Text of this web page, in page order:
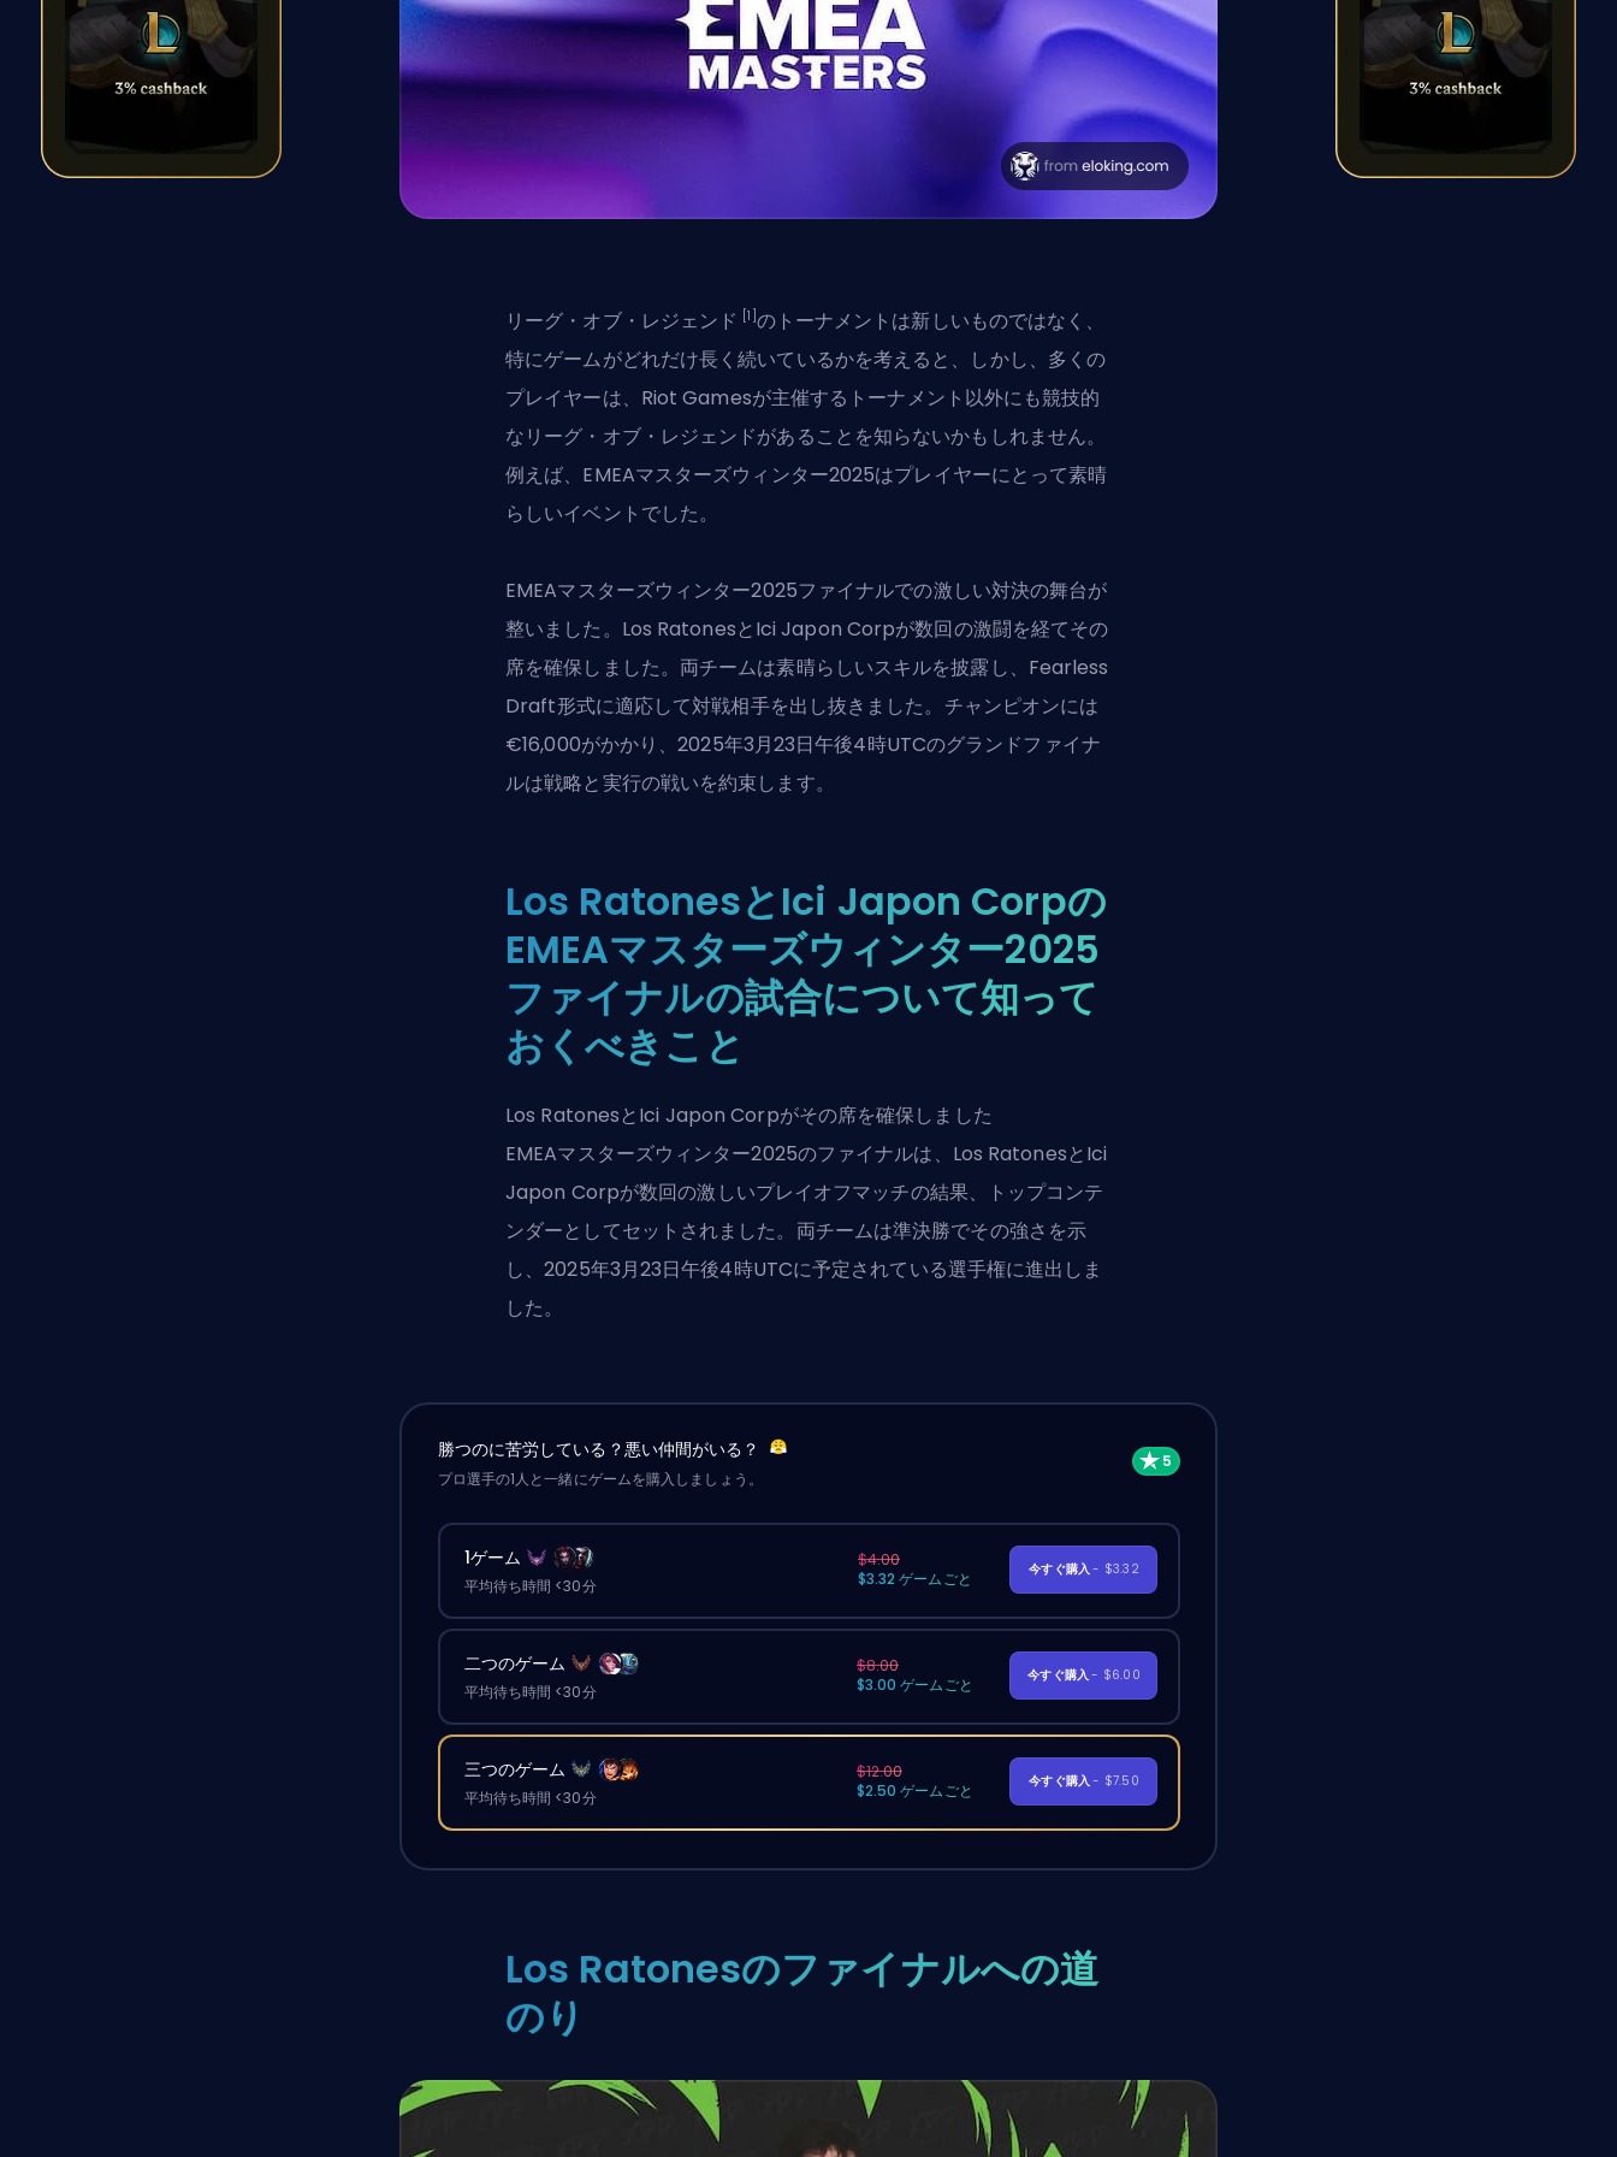
リーグ・オブ・レジェンド [1] のトーナメントは新しいものではなく、
特にゲームがどれだけ長く続いているかを考えると、しかし、多くの
プレイヤーは、Riot Gamesが主催するトーナメント以外にも競技的
なリーグ・オブ・レジェンドがあることを知らないかもしれません。
例えば、EMEAマスターズウィンター2025はプレイヤーにとって素晴
らしいイベントでした。
EMEAマスターズウィンター2025ファイナルでの激しい対決の舞台が
整いました。Los RatonesとIci Japon Corpが数回の激闘を経てその
席を確保しました。両チームは素晴らしいスキルを披露し、Fearless
Draft形式に適応して対戦相手を出し抜きました。チャンピオンには
€16,000がかかり、2025年3月23日午後4時UTCのグランドファイナ
ルは戦略と実行の戦いを約束します。
Los RatonesとIci Japon Corpの
EMEAマスターズウィンター2025
ファイナルの試合について知って
おくべきこと
Los RatonesとIci Japon Corpがその席を確保しました
EMEAマスターズウィンター2025のファイナルは、Los RatonesとIci
Japon Corpが数回の激しいプレイオフマッチの結果、トップコンテ
ンダーとしてセットされました。両チームは準決勝でその強さを示
し、2025年3月23日午後4時UTCに予定されている選手権に進出しま
した。
勝つのに苦労している？悪い仲間がいる？
プロ選手の1人と一緒にゲームを購入しましょう。
1ゲーム
平均待ち時間 <30分
$4.00
$3.32 ゲームごと
今すぐ購入- $3.32
二つのゲーム
平均待ち時間 <30分
$8.00
$3.00 ゲームごと
今すぐ購入- $6.00
三つのゲーム
平均待ち時間 <30分
$12.00
$2.50 ゲームごと
今すぐ購入- $7.50
Los Ratonesのファイナルへの道
のり